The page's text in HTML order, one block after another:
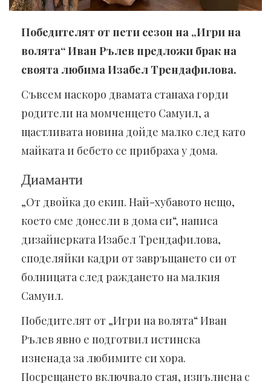
Победителят от пети сезон на „Игри на
волята“ Иван Рълев предложи брак на
своята любима Изабел Трендафилова.
Съвсем наскоро двамата станаха горди
родители на момченцето Самуил, а
щастливата новина дойде малко след като
майката и бебето се прибраха у дома.
Диаманти
„От двойка до екип. Най-хубавото нещо,
което сме донесли в дома си“, написа
дизайнерката Изабел Трендафилова,
споделяйки кадри от завръщането си от
болницата след раждането на малкия
Самуил.
Победителят от „Игри на волята“ Иван
Рълев явно е подготвил истинска
изненада за любимите си хора.
Посрещането включвало стая, изпълнена с